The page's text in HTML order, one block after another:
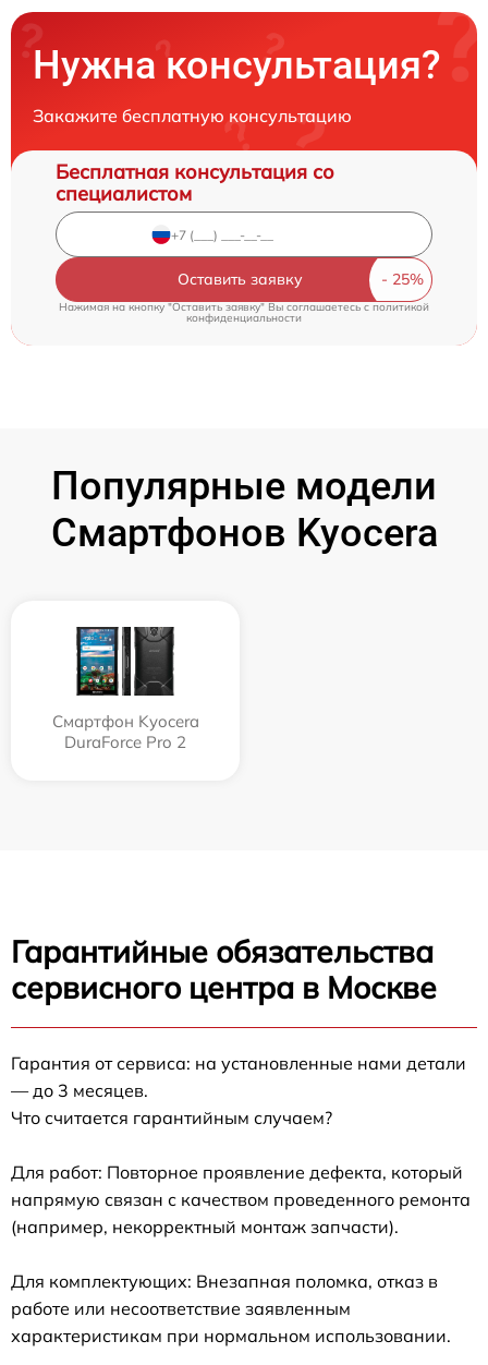
Нужна консультация?
Закажите бесплатную консультацию
Бесплатная консультация со
специалистом
Оставить заявку
Нажимая на кнопку "Оставить заявку" Вы соглашаетесь c политикой
конфиденциальности
Популярные модели
Смартфонов Kyocera
Смартфон Kyocera
DuraForce Pro 2
Гарантийные обязательства
сервисного центра в Москве
Гарантия от сервиса: на установленные нами детали
— до 3 месяцев.
Что считается гарантийным случаем?
Для работ: Повторное проявление дефекта, который
напрямую связан с качеством проведенного ремонта
(например, некорректный монтаж запчасти).
Для комплектующих: Внезапная поломка, отказ в
работе или несоответствие заявленным
характеристикам при нормальном использовании.